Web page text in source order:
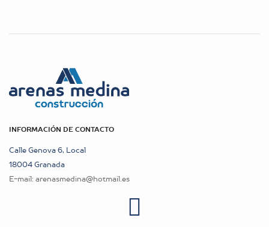
INFORMACIÓN DE CONTACTO
Calle Genova 6, Local
18004 Granada
E-mail: arenasmedina@hotmail.es